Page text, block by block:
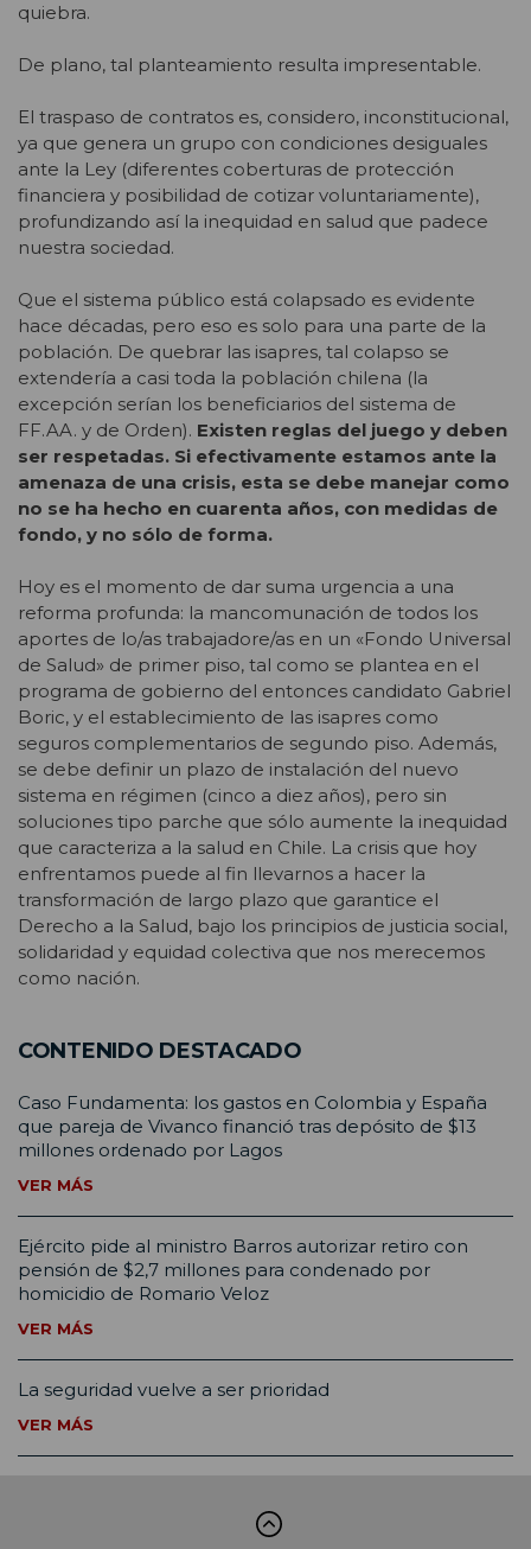
quiebra.
De plano, tal planteamiento resulta impresentable.
El traspaso de contratos es, considero, inconstitucional,
ya que genera un grupo con condiciones desiguales
ante la Ley (diferentes coberturas de protección
financiera y posibilidad de cotizar voluntariamente),
profundizando así la inequidad en salud que padece
nuestra sociedad.
Que el sistema público está colapsado es evidente
hace décadas, pero eso es solo para una parte de la
población. De quebrar las isapres, tal colapso se
extendería a casi toda la población chilena (la
excepción serían los beneficiarios del sistema de
FF.AA. y de Orden). Existen reglas del juego y deben
ser respetadas. Si efectivamente estamos ante la
amenaza de una crisis, esta se debe manejar como
no se ha hecho en cuarenta años, con medidas de
fondo, y no sólo de forma.
Hoy es el momento de dar suma urgencia a una
reforma profunda: la mancomunación de todos los
aportes de lo/as trabajadore/as en un «Fondo Universal
de Salud» de primer piso, tal como se plantea en el
programa de gobierno del entonces candidato Gabriel
Boric, y el establecimiento de las isapres como
seguros complementarios de segundo piso. Además,
se debe definir un plazo de instalación del nuevo
sistema en régimen (cinco a diez años), pero sin
soluciones tipo parche que sólo aumente la inequidad
que caracteriza a la salud en Chile. La crisis que hoy
enfrentamos puede al fin llevarnos a hacer la
transformación de largo plazo que garantice el
Derecho a la Salud, bajo los principios de justicia social,
solidaridad y equidad colectiva que nos merecemos
como nación.
CONTENIDO DESTACADO
Caso Fundamenta: los gastos en Colombia y España
que pareja de Vivanco financió tras depósito de $13
millones ordenado por Lagos
VER MÁS
Ejército pide al ministro Barros autorizar retiro con
pensión de $2,7 millones para condenado por
homicidio de Romario Veloz
VER MÁS
La seguridad vuelve a ser prioridad
VER MÁS